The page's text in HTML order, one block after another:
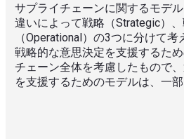
サプライチェーンに関するモデ
違いによって戦略（Strategic）
（Operational）の3つに分けて考
戦略的な意思決定を支援するた
チェーン全体を考慮したもので
を支援するためのモデルは、一